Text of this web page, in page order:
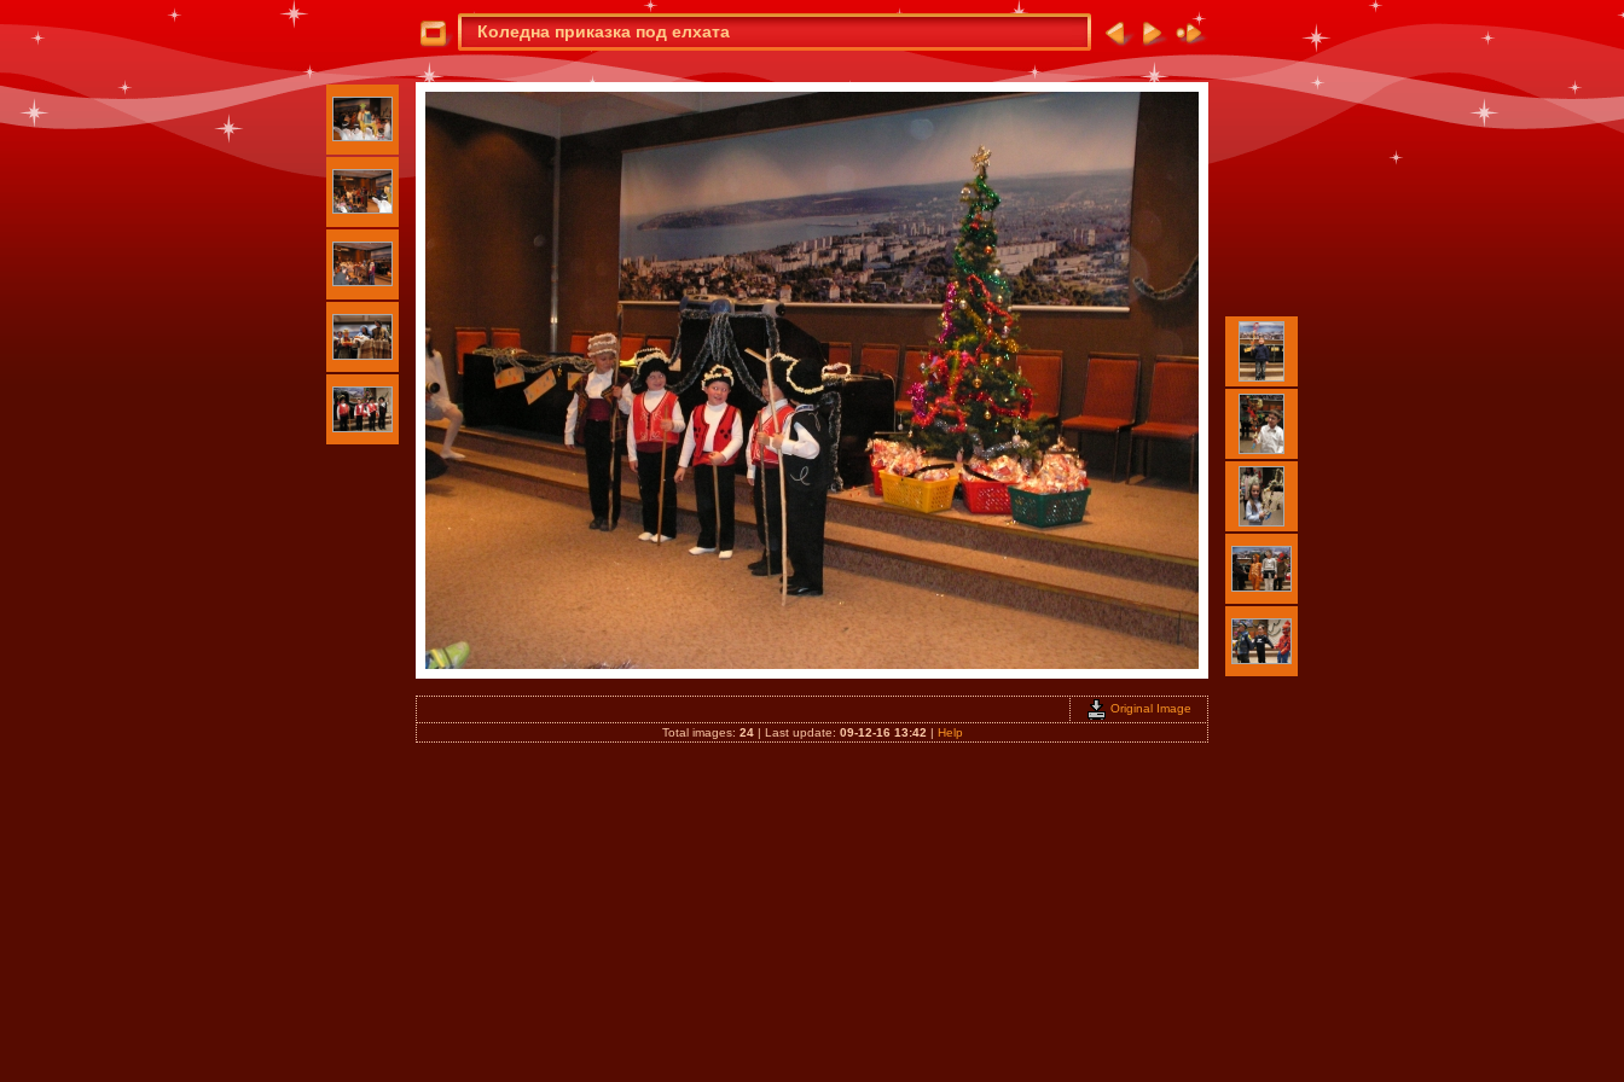
Коледна приказка под елхата
Original Image
Total images: 24| Last update: 09-12-16 13:42 | Help